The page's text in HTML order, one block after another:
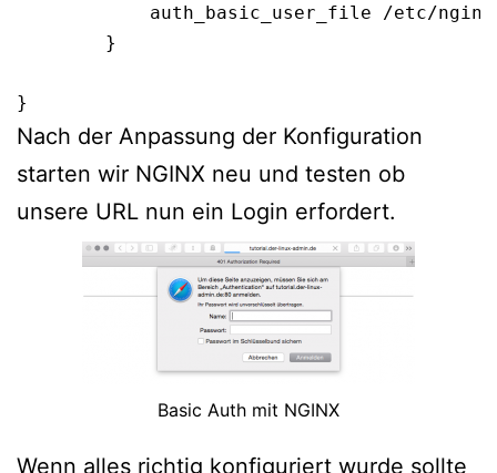
auth_basic_user_file /etc/
        }
Nach der Anpassung der Konfiguration
starten wir NGINX neu und testen ob
unsere URL nun ein Login erfordert.
Basic Auth mit NGINX
Wenn alles richtig konfiguriert wurde sollte